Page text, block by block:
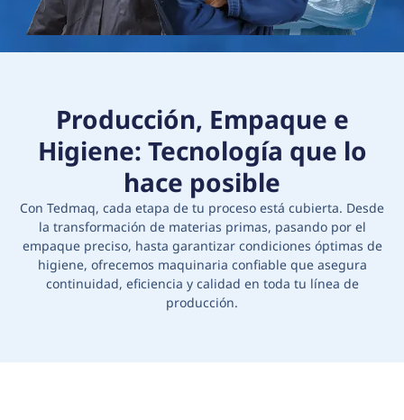
Producción, Empaque e
Higiene: Tecnología que lo
hace posible
Con Tedmaq, cada etapa de tu proceso está cubierta. Desde
la transformación de materias primas, pasando por el
empaque preciso, hasta garantizar condiciones óptimas de
higiene, ofrecemos maquinaria confiable que asegura
continuidad, eficiencia y calidad en toda tu línea de
producción.